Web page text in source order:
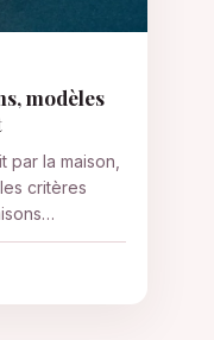
modèles
par la maison,
critères
modèles
d'achat.